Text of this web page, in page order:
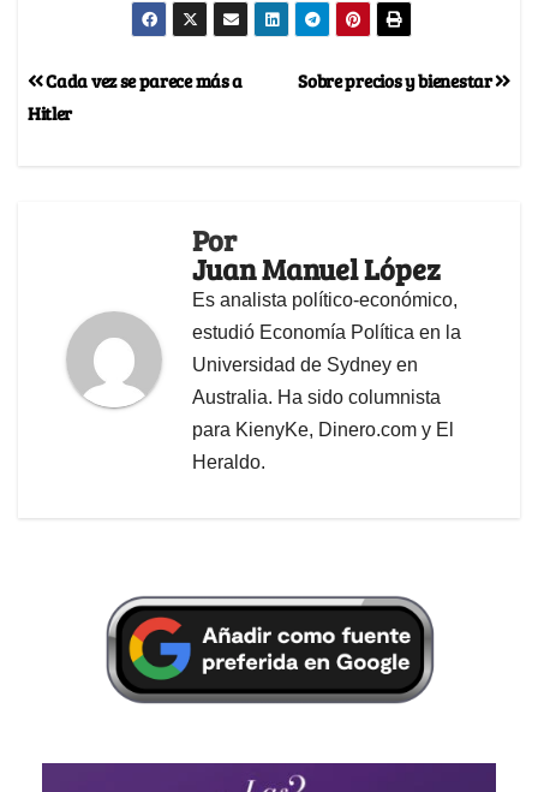
Sobre precios y bienestar
Cada vez se parece más a
Hitler
Por
Juan Manuel López
Es analista político-económico,
estudió Economía Política en la
Universidad de Sydney en
Australia. Ha sido columnista
para KienyKe, Dinero.com y El
Heraldo.